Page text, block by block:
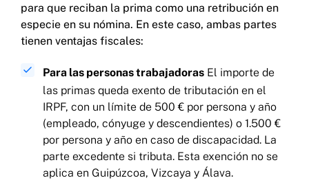
Ecosistema digital
Medición de constantes vitales, diagnóstico
dermatológico digital IA, cuida tu mente
(psicología) y más*
para que reciban la prima como una retribución en
especie en su nómina. En este caso, ambas partes
tienen ventajas fiscales:
Para las personas trabajadoras El importe de
las primas queda exento de tributación en el
IRPF, con un límite de 500 € por persona y año
(empleado, cónyuge y descendientes) o 1.500 €
por persona y año en caso de discapacidad. La
parte excedente si tributa. Esta exención no se
aplica en Guipúzcoa, Vizcaya y Álava.